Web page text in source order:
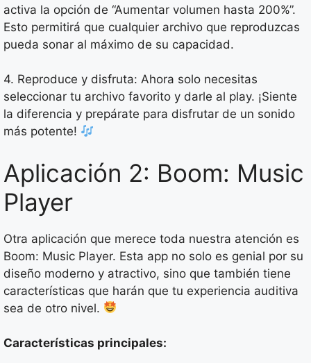
activa la opción de “Aumentar volumen hasta 200%”.
Esto permitirá que cualquier archivo que reproduzcas
pueda sonar al máximo de su capacidad.
4. Reproduce y disfruta: Ahora solo necesitas
seleccionar tu archivo favorito y darle al play. ¡Siente
la diferencia y prepárate para disfrutar de un sonido
más potente!
Aplicación 2: Boom: Music
Player
Otra aplicación que merece toda nuestra atención es
Boom: Music Player. Esta app no solo es genial por su
diseño moderno y atractivo, sino que también tiene
características que harán que tu experiencia auditiva
sea de otro nivel.
Características principales: